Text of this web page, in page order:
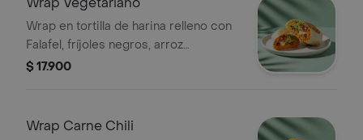
Wrap en tortilla de harina relleno con
Falafel, fríjoles negros, arroz
achiotado, queso mozzarella, pico de
$ 17.900
Wrap Carne Chili